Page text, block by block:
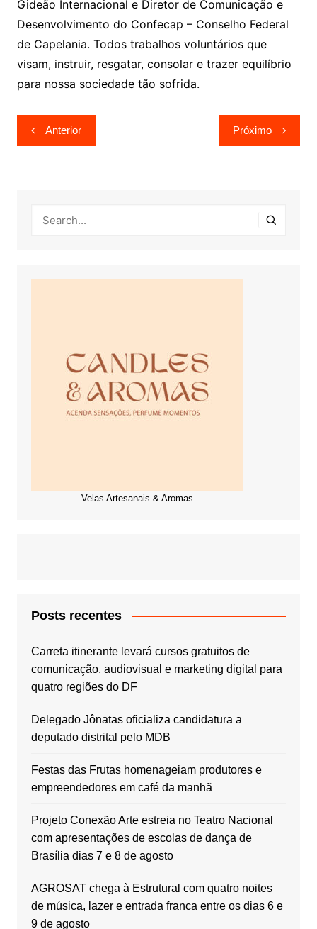
Gideão Internacional e Diretor de Comunicação e
Desenvolvimento do Confecap – Conselho Federal
de Capelania. Todos trabalhos voluntários que
visam, instruir, resgatar, consolar e trazer equilíbrio
para nossa sociedade tão sofrida.
Navegação
de
Anterior Próximo
Velas Artesanais & Aromas
Posts recentes
Carreta itinerante levará cursos gratuitos de
comunicação, audiovisual e marketing digital para
quatro regiões do DF
Delegado Jônatas oficializa candidatura a
deputado distrital pelo MDB
Festas das Frutas homenageiam produtores e
empreendedores em café da manhã
Projeto Conexão Arte estreia no Teatro Nacional
com apresentações de escolas de dança de
Brasília dias 7 e 8 de agosto
AGROSAT chega à Estrutural com quatro noites
de música, lazer e entrada franca entre os dias 6 e
9 de agosto